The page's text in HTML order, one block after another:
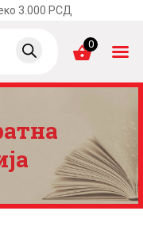
3.000 РСД
0